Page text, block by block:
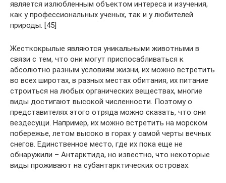
является излюбленным объектом интереса и изучения,
как у профессиональных ученых, так и у любителей
природы. [45]
Жесткокрылые являются уникальными животными в
связи с тем, что они могут приспосабливаться к
абсолютно разным условиям жизни, их можно встретить
во всех широтах, в разных местах обитания, их питание
строиться на любых органических веществах, многие
виды достигают высокой численности. Поэтому о
представителях этого отряда можно сказать, что они
вездесущи. Например, их можно встретить на морском
побережье, летом высоко в горах у самой черты вечных
снегов. Единственное место, где их пока еще не
обнаружили – Антарктида, но известно, что некоторые
виды проживают на субантарктических островах.